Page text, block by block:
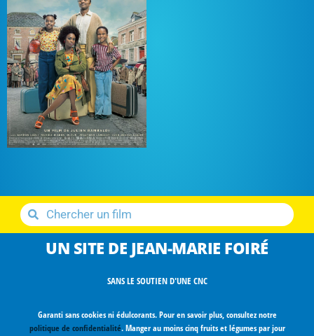
UN SITE DE JEAN-MARIE FOIRÉ
SANS LE SOUTIEN D'UNE CNC
Garanti sans cookies ni édulcorants. Pour en savoir plus, consultez notre
politique de confidentialité. Manger au moins cinq fruits et légumes par jour